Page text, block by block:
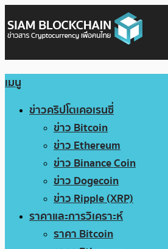
เมนู
ข่าวคริปโตเคอเรนซี่
ข่าว Bitcoin
ข่าว Ethereum
ข่าว Binance Coin
ข่าว Dogecoin
ข่าว Ripple (XRP)
ราคาและการวิเคราะห์
ราคา Bitcoin